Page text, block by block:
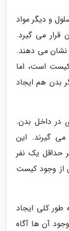
و دیگر مواد
می گیرد.
نشان می دهند.
است، اما
بدن هم ایجاد
در داخل بدن.
گیرند. این
بسیار رایج هستند. از هر 20 نفر حداقل یک نفر
از وجود کیست
کلی ایجاد
آن ها آگاه